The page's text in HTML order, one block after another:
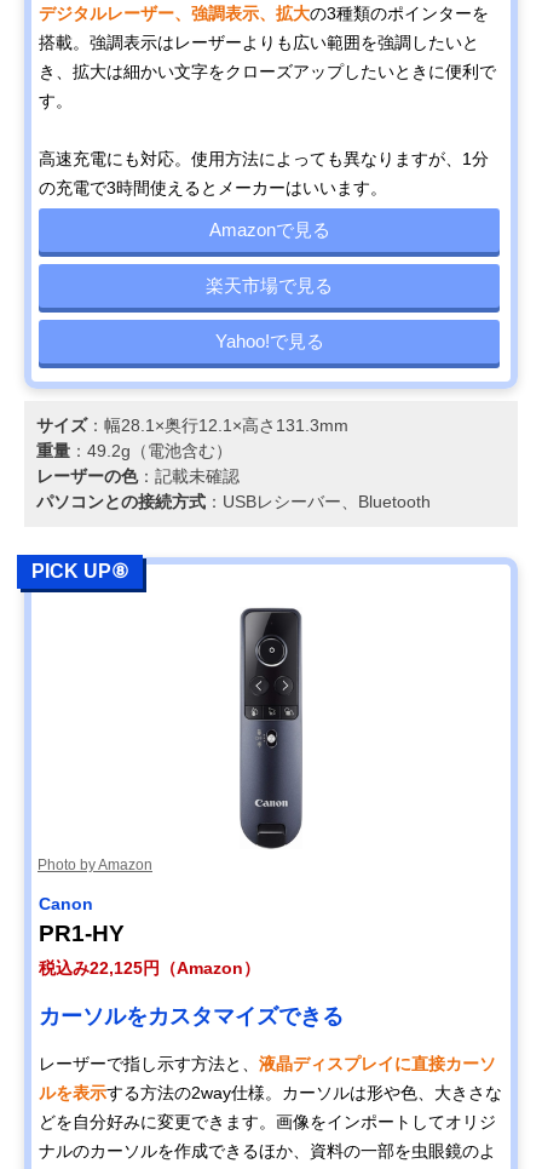
デジタルレーザー、強調表示、拡大の3種類のポインターを
搭載。強調表示はレーザーよりも広い範囲を強調したいと
き、拡大は細かい文字をクローズアップしたいときに便利で
す。
高速充電にも対応。使用方法によっても異なりますが、1分
の充電で3時間使えるとメーカーはいいます。
Amazonで見る
楽天市場で見る
Yahoo!で見る
サイズ：幅28.1×奥行12.1×高さ131.3mm
重量 ：49.2g（電池含む）
レーザーの色：記載未確認
パソコンとの接続方式 ：USBレシーバー、Bluetooth
PICK UP⑧
Photo by Amazon
Canon
PR1-HY
税込み22,125円（Amazon）
カーソルをカスタマイズできる
レーザーで指し示す方法と、 液晶ディスプレイに直接カーソ
ルを表示する方法の2way仕様。カーソルは形や色、大きさな
どを自分好みに変更できます。画像をインポートしてオリジ
ナルのカーソルを作成できるほか、資料の一部を虫眼鏡のよ